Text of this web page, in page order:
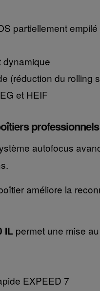
partiellement
dynamique
(réduction du rolling
et HEIF
autofocus
améliore la
IL permet une mise
EXPEED 7